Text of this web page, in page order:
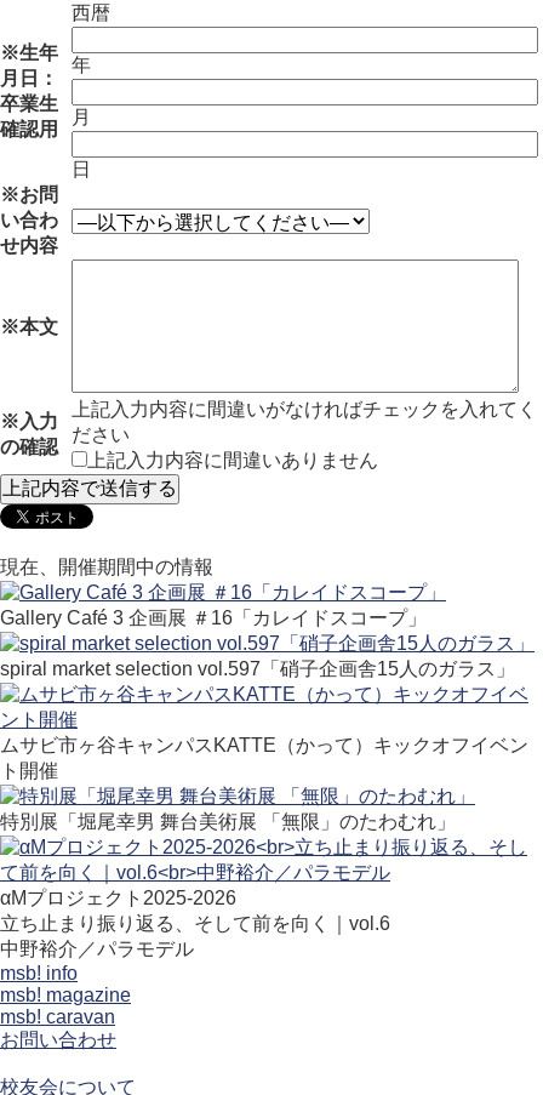
※生年
月日：
卒業生
確認用
西暦
年
月
日
※お問
い合わ
せ内容
※本文
※ 入力
の確認
上記入力内容に間違いがなければチェックを入れてく
ださい
上記入力内容に間違いありません
現在、開催期間中の情報
Gallery Café 3 企画展 ＃16「カレイドスコープ」
spiral market selection vol.597「硝子企画舎15人のガラス」
ムサビ市ヶ谷キャンパスKATTE（かって）キックオフイベン
ト開催
特別展「堀尾幸男 舞台美術展 「無限」のたわむれ」
αMプロジェクト2025-2026
立ち止まり振り返る、そして前を向く｜vol.6
中野裕介／パラモデル
msb! info
msb! magazine
msb! caravan
お問い合わせ
校友会について